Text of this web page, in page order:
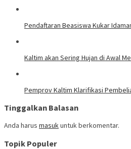
Pendaftaran Beasiswa Kukar
Kaltim akan Sering Hujan di Awal
Pemprov Kaltim Klarifikasi
Tinggalkan Balasan
Anda harus masukuntuk berkomentar.
Topik Populer